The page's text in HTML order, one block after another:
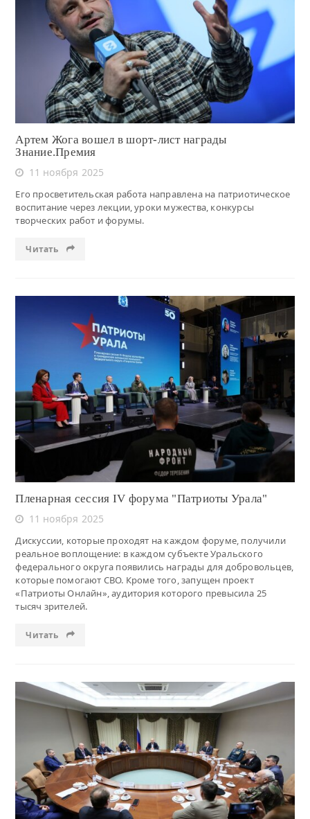
Читать
Артем Жога вошел в шорт-лист награды
Знание.Премия
11 ноября 2025
Его просветительская работа направлена на патриотическое
воспитание через лекции, уроки мужества, конкурсы
творческих работ и форумы.
Читать
Читать
Пленарная сессия IV форума "Патриоты Урала"
11 ноября 2025
Дискуссии, которые проходят на каждом форуме, получили
реальное воплощение: в каждом субъекте Уральского
федерального округа появились награды для добровольцев,
которые помогают СВО. Кроме того, запущен проект
«Патриоты Онлайн», аудитория которого превысила 25
тысяч зрителей.
Читать
Читать